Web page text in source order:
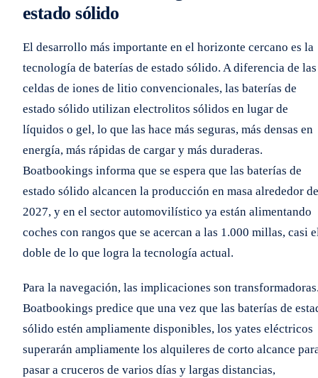
estado sólido
El desarrollo más importante en el horizonte cercano es la
tecnología de baterías de estado sólido. A diferencia de las
celdas de iones de litio convencionales, las baterías de
estado sólido utilizan electrolitos sólidos en lugar de
líquidos o gel, lo que las hace más seguras, más densas en
energía, más rápidas de cargar y más duraderas.
Boatbookings informa que se espera que las baterías de
estado sólido alcancen la producción en masa alrededor de
2027, y en el sector automovilístico ya están alimentando
coches con rangos que se acercan a las 1.000 millas, casi
doble de lo que logra la tecnología actual.
Para la navegación, las implicaciones son
Boatbookings predice que una vez que las baterías de
sólido estén ampliamente disponibles, los yates eléctricos
superarán ampliamente los alquileres de corto alcance
pasar a cruceros de varios días y largas distancias,